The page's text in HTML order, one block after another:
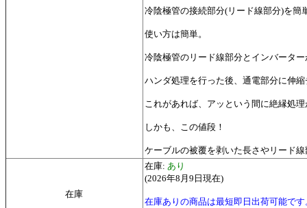
冷陰極管の接続部分(リード線部分)を
使い方は簡単。
冷陰極管のリード線部分とインバータ
ハンダ処理を行った後、通電部分に伸
これがあれば、アッという間に絶縁処
しかも、この値段！
ケーブルの被覆を剥いた長さやリード
在庫
在庫: あり
(2026年8月9日現在)
在庫ありの商品は最短即日出荷可能です